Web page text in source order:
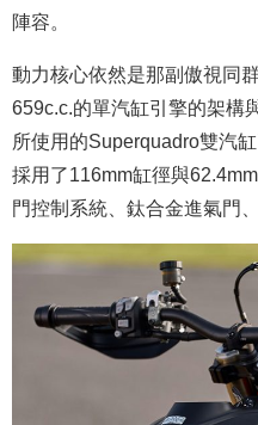
陣容。
動力核心依然是那副傲視同
659c.c.的單汽缸引擎的架構
所使用的Superquadro雙汽
採用了116mm缸徑與
門控制系統、鈦合金進氣門